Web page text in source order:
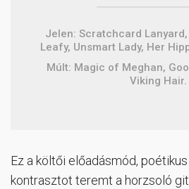
Jelen: Scratchcard
Leafy, Unsmart Lady, Her
Múlt: Magic of Meghan,
Viking Hair.
Ez a költői előadásmód,
kontrasztot teremt a horzsoló